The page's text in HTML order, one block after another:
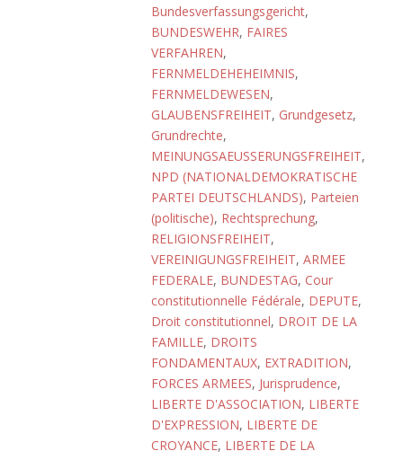
Bundesverfassungsgericht,
BUNDESWEHR, FAIRES
VERFAHREN,
FERNMELDEHEHEIMNIS,
FERNMELDEWESEN,
GLAUBENSFREIHEIT, Grundgesetz,
Grundrechte,
MEINUNGSAEUSSERUNGSFREIHEIT,
NPD (NATIONALDEMOKRATISCHE
PARTEI DEUTSCHLANDS), Parteien
(politische), Rechtsprechung,
RELIGIONSFREIHEIT,
VEREINIGUNGSFREIHEIT, ARMEE
FEDERALE, BUNDESTAG, Cour
constitutionnelle Fédérale, DEPUTE,
Droit constitutionnel, DROIT DE LA
FAMILLE, DROITS
FONDAMENTAUX, EXTRADITION,
FORCES ARMEES, Jurisprudence,
LIBERTE D'ASSOCIATION, LIBERTE
D'EXPRESSION, LIBERTE DE
CROYANCE, LIBERTE DE LA